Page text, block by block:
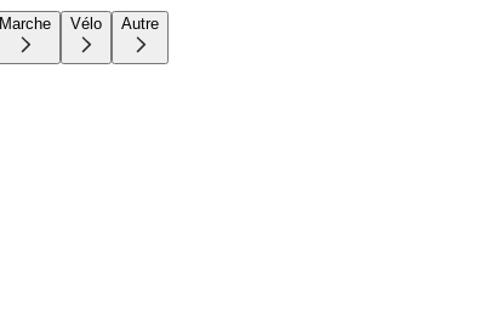
Marche Vélo Autre